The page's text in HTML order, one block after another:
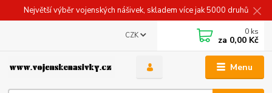
Největší výběr vojenských nášivek, skladem více jak 5000 druhů
Menu
CZK 0 ks
za 0,00 Kč